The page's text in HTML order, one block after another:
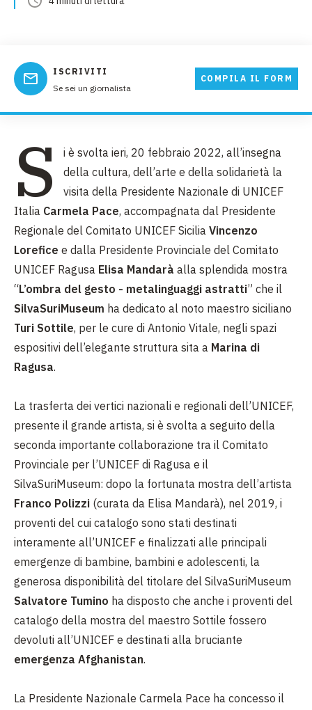
ISCRIVITI
Se sei un giornalista
COMPILA IL FORM
S
i è svolta ieri, 20 febbraio 2022, all’insegna
della cultura, dell’arte e della solidarietà la
visita della Presidente Nazionale di UNICEF
Italia Carmela Pace, accompagnata dal Presidente
Regionale del Comitato UNICEF Sicilia Vincenzo
Lorefice e dalla Presidente Provinciale del Comitato
UNICEF Ragusa Elisa Mandarà alla splendida mostra
“L’ombra del gesto - metalinguaggi astratti” che il
SilvaSuriMuseum ha dedicato al noto maestro siciliano
Turi Sottile, per le cure di Antonio Vitale, negli spazi
espositivi dell’elegante struttura sita a Marina di
Ragusa.
La trasferta dei vertici nazionali e regionali dell’UNICEF,
presente il grande artista, si è svolta a seguito della
seconda importante collaborazione tra il Comitato
Provinciale per l’UNICEF di Ragusa e il
SilvaSuriMuseum: dopo la fortunata mostra dell’artista
Franco Polizzi (curata da Elisa Mandarà), nel 2019, i
proventi del cui catalogo sono stati destinati
interamente all’UNICEF e finalizzati alle principali
emergenze di bambine, bambini e adolescenti, la
generosa disponibilità del titolare del SilvaSuriMuseum
Salvatore Tumino ha disposto che anche i proventi del
catalogo della mostra del maestro Sottile fossero
devoluti all’UNICEF e destinati alla bruciante
emergenza Afghanistan.
La Presidente Nazionale Carmela Pace ha concesso il